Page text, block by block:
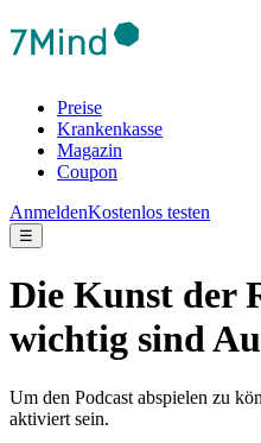
Preise
Krankenkasse
Magazin
Coupon
AnmeldenKostenlos testen
☰
Die Kunst der
wichtig sind
Um den Podcast abspielen zu
aktiviert sein.